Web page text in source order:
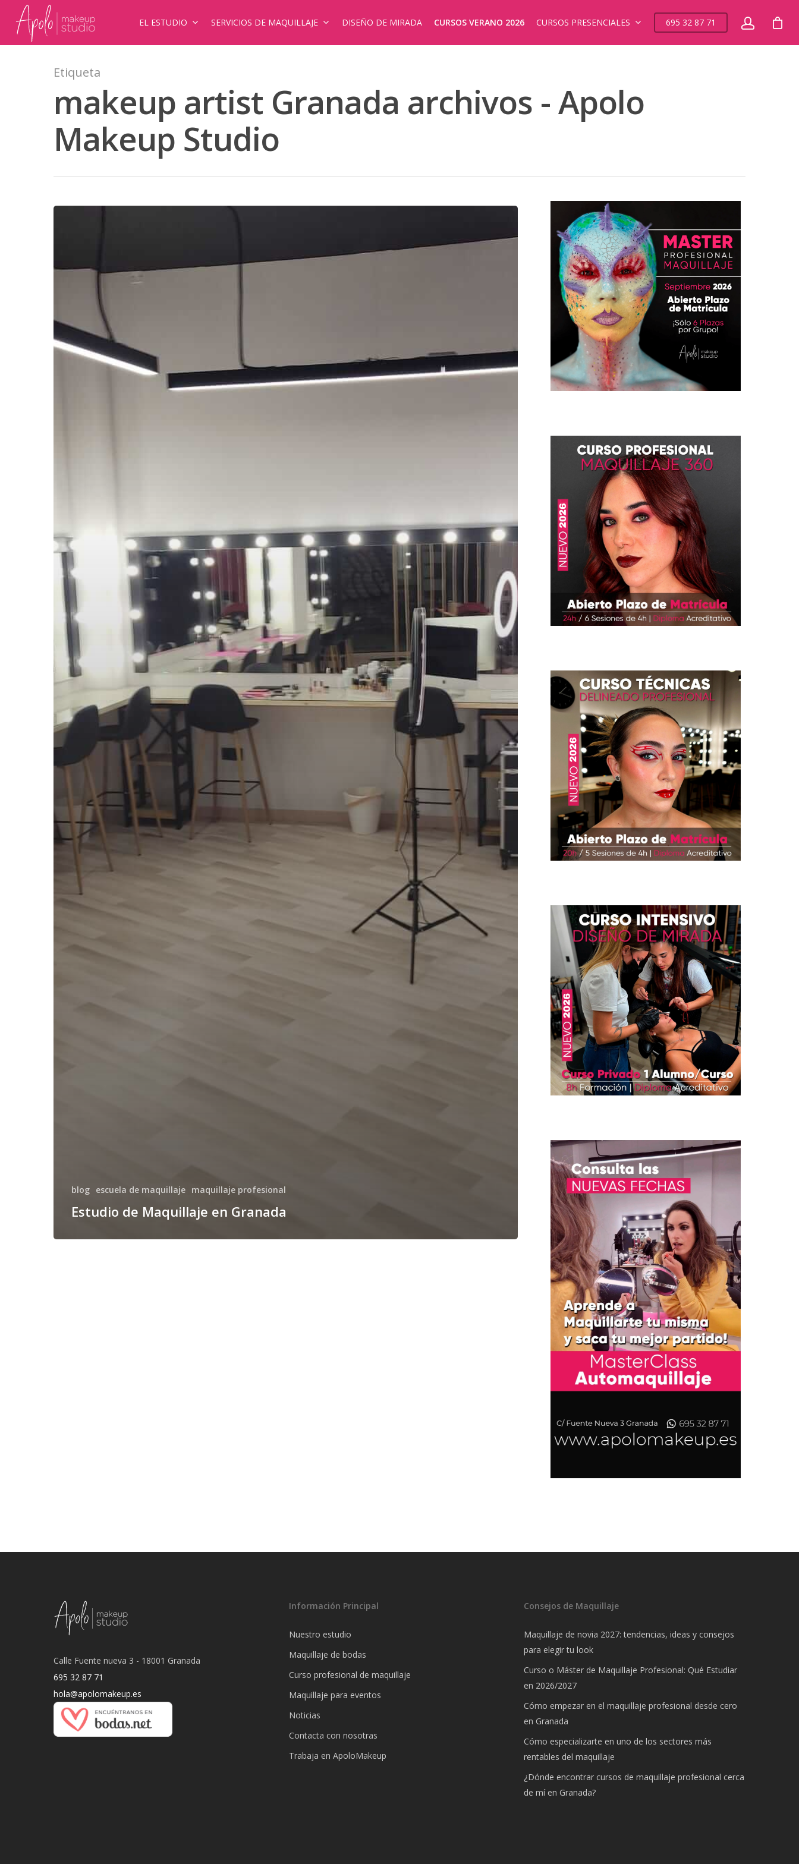
EL ESTUDIO SERVICIOS DE MAQUILLAJE DISEÑO DE MIRADA CURSOS VERANO 2026 CURSOS PRESENCIALES 695 32 87 71
Etiqueta
makeup artist Granada archivos - Apolo
Makeup Studio
blog escuela de maquillaje maquillaje profesional
Estudio de Maquillaje en Granada
Calle Fuente nueva 3 - 18001 Granada
695 32 87 71
hola@apolomakeup.es
Información Principal
Nuestro estudio
Maquillaje de bodas
Curso profesional de maquillaje
Maquillaje para eventos
Noticias
Contacta con nosotras
Trabaja en ApoloMakeup
Consejos de Maquillaje
Maquillaje de novia 2027: tendencias, ideas y consejos
para elegir tu look
Curso o Máster de Maquillaje Profesional: Qué Estudiar
en 2026/2027
Cómo empezar en el maquillaje profesional desde cero
en Granada
Cómo especializarte en uno de los sectores más
rentables del maquillaje
¿Dónde encontrar cursos de maquillaje profesional cerca
de mí en Granada?